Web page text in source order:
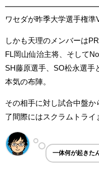
ワセダが昨季大学選手権準
しかも天理のメンバーはPR
FL岡山仙治主将、そして
SH藤原選手、SO松永選手
本気の布陣。
その相手に対し試合中盤
了間際にはスクラムトライ
一体何が起きた